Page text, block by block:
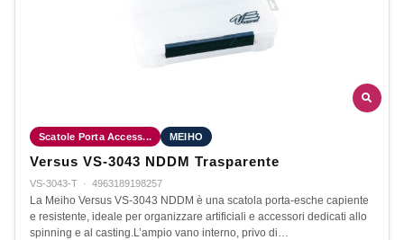
Scatole Porta Access... MEIHO
Versus VS-3043 NDDM Trasparente
VS-3043-T · 4963189198257
La Meiho Versus VS-3043 NDDM è una scatola porta-esche capiente
e resistente, ideale per organizzare artificiali e accessori dedicati allo
spinning e al casting.L’ampio vano interno, privo di…